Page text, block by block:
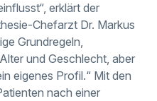
erklärt der
Chefarzt Dr. Markus
Grundregeln,
und Geschlecht, aber
eigenes Profil.“ Mit den
nach einer